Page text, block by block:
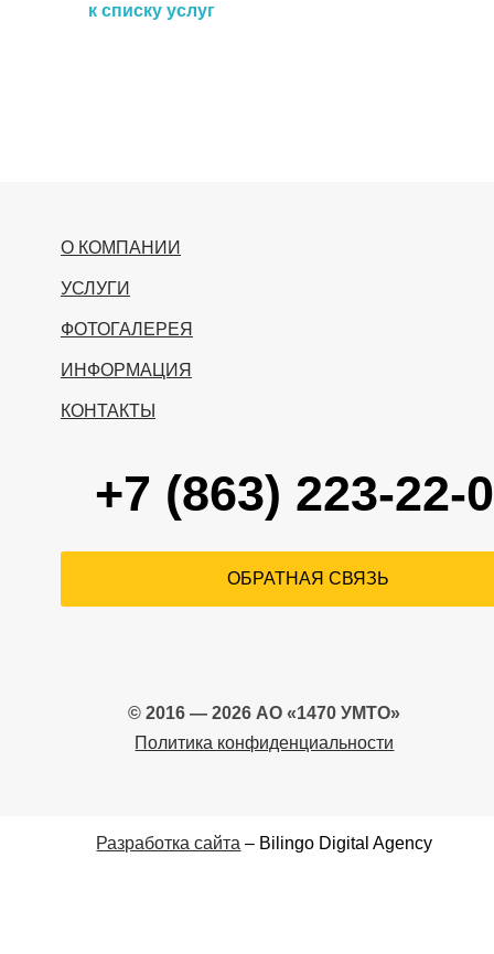
к списку услуг
© 2016 — 2026 АО «1470 УМТО»
Политика конфиденциальности
Разработка сайта – Bilingo Digital Agency
О КОМПАНИИ
УСЛУГИ
ФОТОГАЛЕРЕЯ
ИНФОРМАЦИЯ
КОНТАКТЫ
+7 (863) 223-22-
ОБРАТНАЯ СВЯЗЬ